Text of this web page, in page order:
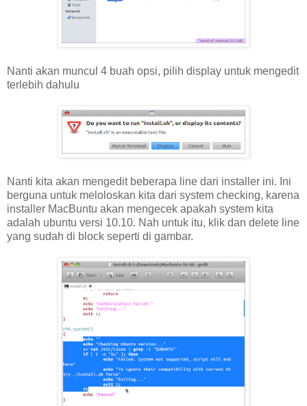
Nanti akan muncul 4 buah opsi, pilih display untuk mengedit
terlebih dahulu
Nanti kita akan mengedit beberapa line dari installer ini. Ini
berguna untuk meloloskan kita dari system checking, karena
installer MacBuntu akan mengecek apakah system kita
adalah ubuntu versi 10.10. Nah untuk itu, klik dan delete line
yang sudah di block seperti di gambar.